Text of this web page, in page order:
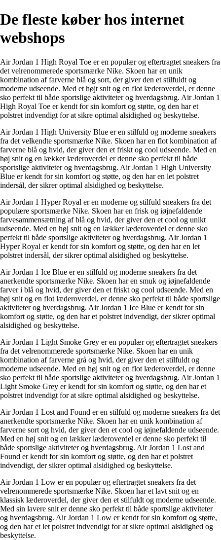
De fleste køber hos internet
webshops
Air Jordan 1 High Royal Toe er en populær og eftertragtet sneakers fra
det velrenommerede sportsmærke Nike. Skoen har en unik
kombination af farverne blå og sort, der giver den et stilfuldt og
moderne udseende. Med et højt snit og en flot læderoverdel, er denne
sko perfekt til både sportslige aktiviteter og hverdagsbrug. Air Jordan 1
High Royal Toe er kendt for sin komfort og støtte, og den har et
polstret indvendigt for at sikre optimal alsidighed og beskyttelse.
Air Jordan 1 High University Blue er en stilfuld og moderne sneakers
fra det velkendte sportsmærke Nike. Skoen har en flot kombination af
farverne blå og hvid, der giver den et friskt og cool udseende. Med en
høj snit og en lækker læderoverdel er denne sko perfekt til både
sportslige aktiviteter og hverdagsbrug. Air Jordan 1 High University
Blue er kendt for sin komfort og støtte, og den har en let polstret
indersål, der sikrer optimal alsidighed og beskyttelse.
Air Jordan 1 Hyper Royal er en moderne og stilfuld sneakers fra det
populære sportsmærke Nike. Skoen har en frisk og iøjnefaldende
farvesammensætning af blå og hvid, der giver den et cool og unikt
udseende. Med en høj snit og en lækker læderoverdel er denne sko
perfekt til både sportslige aktiviteter og hverdagsbrug. Air Jordan 1
Hyper Royal er kendt for sin komfort og støtte, og den har en let
polstret indersål, der sikrer optimal alsidighed og beskyttelse.
Air Jordan 1 Ice Blue er en stilfuld og moderne sneakers fra det
anerkendte sportsmærke Nike. Skoen har en smuk og iøjnefaldende
farver i blå og hvid, der giver den et friskt og cool udseende. Med en
høj snit og en flot læderoverdel, er denne sko perfekt til både sportslige
aktiviteter og hverdagsbrug. Air Jordan 1 Ice Blue er kendt for sin
komfort og støtte, og den har et polstret indvendigt, der sikrer optimal
alsidighed og beskyttelse.
Air Jordan 1 Light Smoke Grey er en populær og eftertragtet sneakers
fra det velrenommerede sportsmærke Nike. Skoen har en unik
kombination af farverne grå og hvid, der giver den et stilfuldt og
moderne udseende. Med en høj snit og en flot læderoverdel, er denne
sko perfekt til både sportslige aktiviteter og hverdagsbrug. Air Jordan 1
Light Smoke Grey er kendt for sin komfort og støtte, og den har et
polstret indvendigt for at sikre optimal alsidighed og beskyttelse.
Air Jordan 1 Lost and Found er en stilfuld og moderne sneakers fra det
anerkendte sportsmærke Nike. Skoen har en unik kombination af
farverne sort og hvid, der giver den et cool og iøjnefaldende udseende.
Med en høj snit og en lækker læderoverdel er denne sko perfekt til
både sportslige aktiviteter og hverdagsbrug. Air Jordan 1 Lost and
Found er kendt for sin komfort og støtte, og den har et polstret
indvendigt, der sikrer optimal alsidighed og beskyttelse.
Air Jordan 1 Low er en populær og eftertragtet sneakers fra det
velrenommerede sportsmærke Nike. Skoen har et lavt snit og en
klassisk læderoverdel, der giver den et stilfuldt og moderne udseende.
Med sin lavere snit er denne sko perfekt til både sportslige aktiviteter
og hverdagsbrug. Air Jordan 1 Low er kendt for sin komfort og støtte,
og den har et let polstret indvendigt for at sikre optimal alsidighed og
beskyttelse.